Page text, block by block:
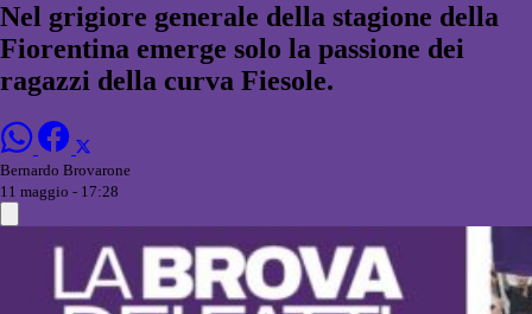
Nel grigiore generale della stagione della
Fiorentina emerge solo la passione dei
ragazzi della curva Fiesole.
Bernardo Brovarone
11 maggio - 17:28